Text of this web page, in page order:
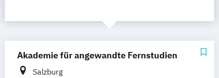
Akademie für angewandte Fernstudien
Salzburg